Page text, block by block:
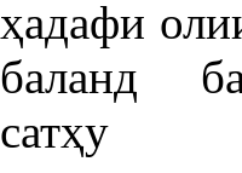
ҳадафи
баланд
сатҳу